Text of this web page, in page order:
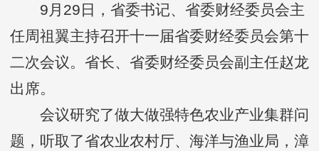
9月29日，省委书记、省委财经委员会主
任周祖翼主持召开十一届省委财经委员会第十
二次会议。省长、省委财经委员会副主任赵龙
出席。
会议研究了做大做强特色农业产业集群问
题，听取了省农业农村厅、海洋与渔业局，漳